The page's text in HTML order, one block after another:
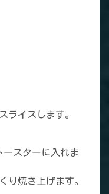
ライスします。
スターに入れま
焼き上げます。